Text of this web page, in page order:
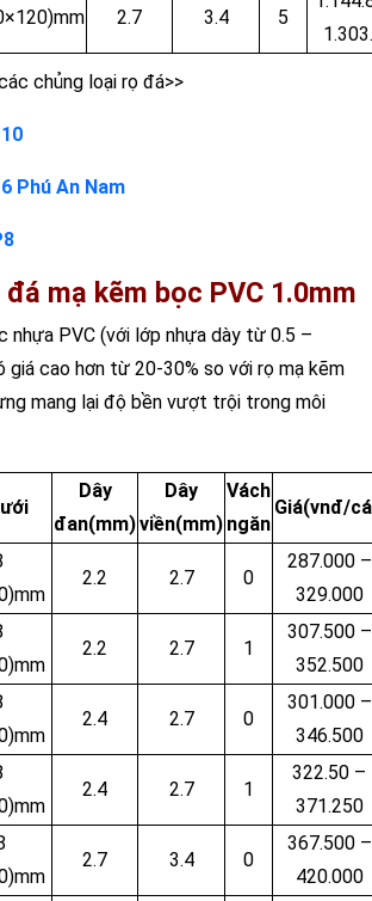
2.7 3.4 5
chủng loại rọ đá>>
Phú An Nam
mạ kẽm bọc PVC 1.0mm
nhựa PVC (với lớp nhựa dày từ 0.5 –
giá cao hơn từ 20-30% so với rọ mạ kẽm
mang lại độ bền vượt trội trong môi
Dây
đan(mm)
Dây
viền(mm)
Vách
ngăn
Giá(vnđ/
2.2 2.7 0
287.000 –
329.000
2.2 2.7 1
307.500 –
352.500
2.4 2.7 0
301.000 –
346.500
2.4 2.7 1
322.50 –
371.250
2.7 3.4 0
367.500 –
420.000